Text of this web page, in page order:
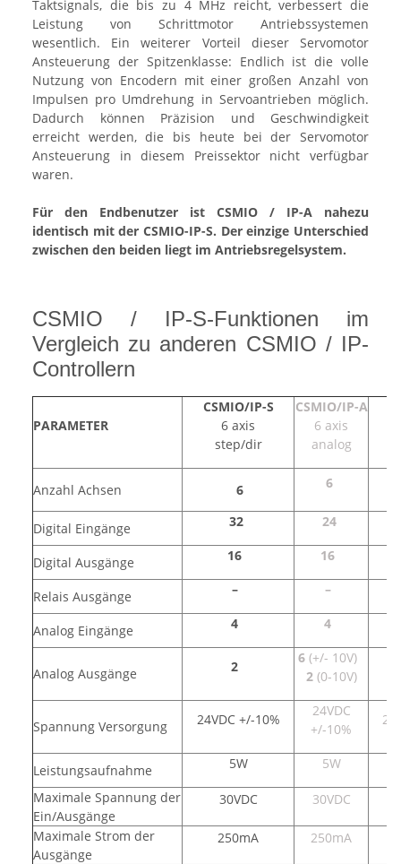
Taktsignals, die bis zu 4 MHz reicht, verbessert die
Leistung von Schrittmotor Antriebssystemen
wesentlich. Ein weiterer Vorteil dieser Servomotor
Ansteuerung der Spitzenklasse: Endlich ist die volle
Nutzung von Encodern mit einer großen Anzahl von
Impulsen pro Umdrehung in Servoantrieben möglich.
Dadurch können Präzision und Geschwindigkeit
erreicht werden, die bis heute bei der Servomotor
Ansteuerung in diesem Preissektor nicht verfügbar
waren.
Für den Endbenutzer ist CSMIO / IP-A nahezu
identisch mit der CSMIO-IP-S. Der einzige Unterschied
zwischen den beiden liegt im Antriebsregelsystem.
CSMIO / IP-S-Funktionen im
Vergleich zu anderen CSMIO / IP-
Controllern
PARAMETER
CSMIO/IP-S
6 axis
step/dir
CSMIO/IP-A
6 axis
analog
Anzahl Achsen 6 6
Digital Eingänge 32 24
Digital Ausgänge 16 16
Relais Ausgänge – –
Analog Eingänge 4 4
Analog Ausgänge 2
6 (+/- 10V)
2 (0-10V)
Spannung Versorgung 24VDC +/-10%
24VDC
+/-10%
Leistungsaufnahme 5W
5W
Maximale Spannung der
Ein/Ausgänge
30VDC 30VDC
Maximale Strom der
Ausgänge
250mA 250mA